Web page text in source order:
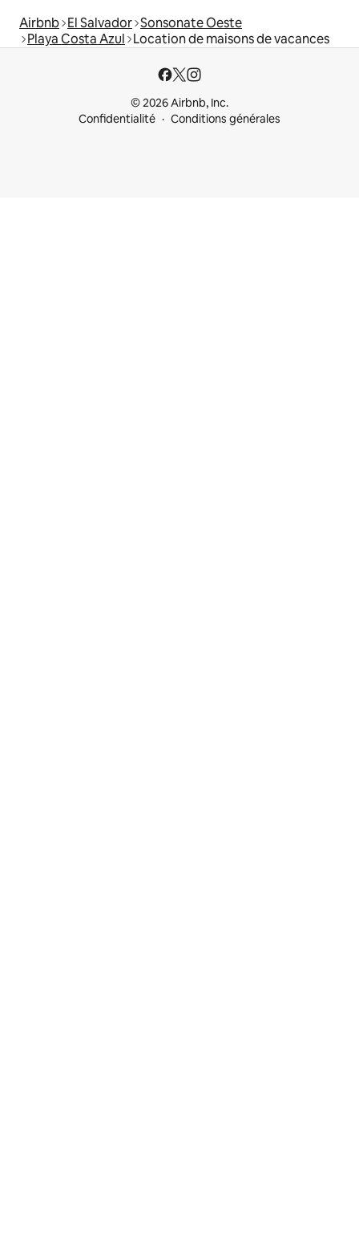
Airbnb El Salvador Sonsonate Oeste
Playa Costa Azul Location de maisons de vacances
© 2026 Airbnb, Inc.
Confidentialité
Conditions générales